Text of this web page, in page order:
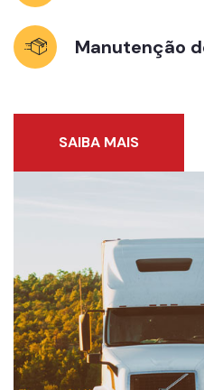
Manutenção
SAIBA MAIS